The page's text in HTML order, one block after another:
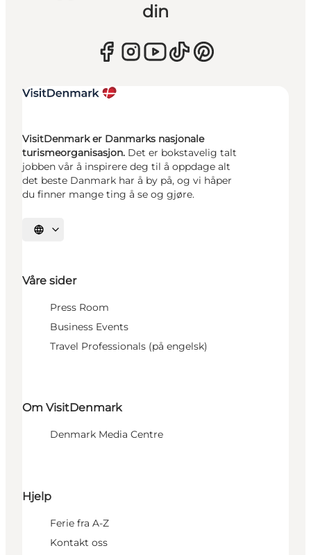
din
VisitDenmark er Danmarks nasjonale
turismeorganisasjon. Det er bokstavelig talt
jobben vår å inspirere deg til å oppdage alt
det beste Danmark har å by på, og vi håper
du finner mange ting å se og gjøre.
Velg språk
Våre sider
Press Room
Business Events
Travel Professionals (på engelsk)
Om VisitDenmark
Denmark Media Centre
Hjelp
Ferie fra A-Z
Kontakt oss